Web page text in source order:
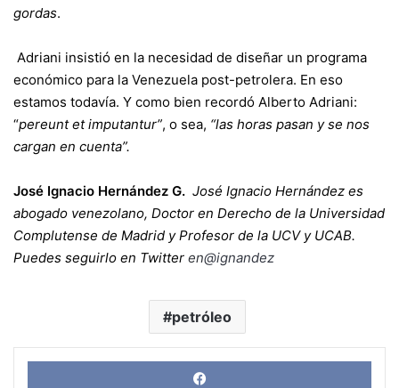
gordas.
Adriani insistió en la necesidad de diseñar un programa
económico para la Venezuela post-petrolera. En eso
estamos todavía. Y como bien recordó Alberto Adriani:
“pereunt et imputantur”, o sea, “las horas pasan y se nos
cargan en cuenta”.
José Ignacio Hernández G. José Ignacio Hernández es
abogado venezolano, Doctor en Derecho de la Universidad
Complutense de Madrid y Profesor de la UCV y UCAB.
Puedes seguirlo en Twitter en@ignandez
petróleo